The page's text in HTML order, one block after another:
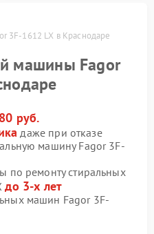
3F-1612 LX в Краснодаре
машины Fagor
руб.
даже при отказе
машину Fagor 3F-
по ремонту стиральных
до 3-х лет
машин Fagor 3F-